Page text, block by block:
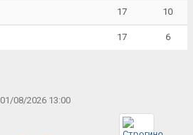
17 10
17 6
01/08/2026 13:00